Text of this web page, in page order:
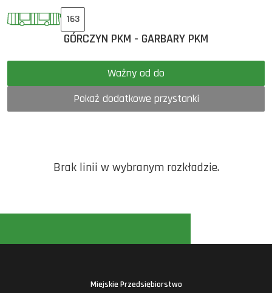
163
GÓRCZYN PKM - GARBARY PKM
Ważny od do
Pokaż dodatkowe przystanki
Brak linii w wybranym rozkładzie.
Miejskie Przedsiębiorstwo